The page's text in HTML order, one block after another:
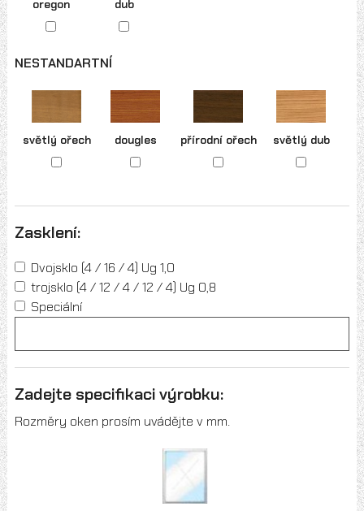
oregon dub
NESTANDARTNÍ
světlý ořech dougles přírodní ořech světlý dub
Zasklení:
Dvojsklo (4 / 16 / 4) Ug 1,0
trojsklo (4 / 12 / 4 / 12 / 4) Ug 0,8
Speciální
Zadejte specifikaci výrobku:
Rozměry oken prosím uvádějte v mm.